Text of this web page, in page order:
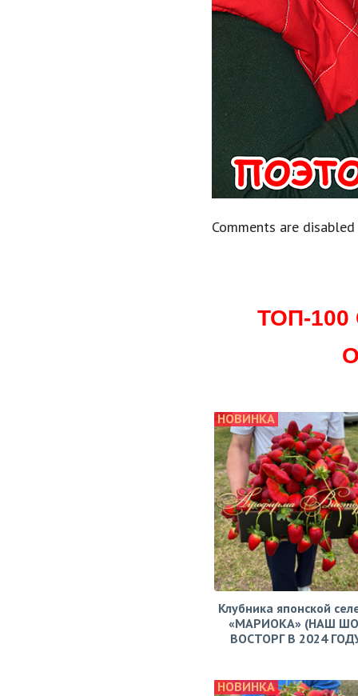
Comments are disabled
ТОП-
НОВИНКА
Клубника японской
«МАРИОКА» (НАШ
ВОСТОРГ В 2024
НОВИНКА